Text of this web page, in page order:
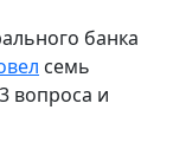
банка
семь
вопроса и